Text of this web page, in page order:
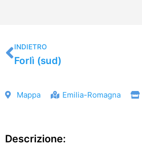
Precedente
INDIETRO
Forlì (sud)
Mappa Emilia-Romagna
Descrizione: